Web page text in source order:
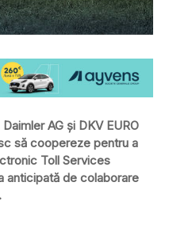
AG și DKV EURO
să coopereze pentru a
Toll Services
anticipată de colaborare